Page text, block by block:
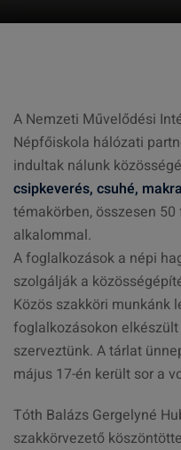
A Nemzeti Művelődési
Népfőiskola hálózati
indultak nálunk
csipkeverés, csuhé,
témakörben, összesen
alkalommal.
A foglalkozások a népi
szolgálják a
Közös szakköri munkánk
foglalkozásokon
szerveztünk. A tárlat
május 17-én került sor a
Tóth Balázs Gergelyné
szakkörvezető